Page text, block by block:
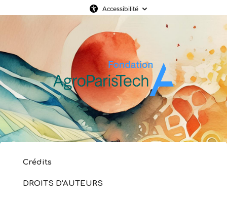
Accessibilité
Crédits
DROITS D'AUTEURS